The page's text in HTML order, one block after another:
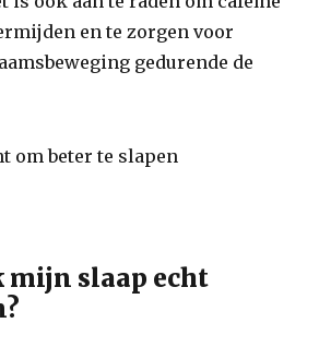
en te zorgen voor
gedurende de
mijn slaap echt